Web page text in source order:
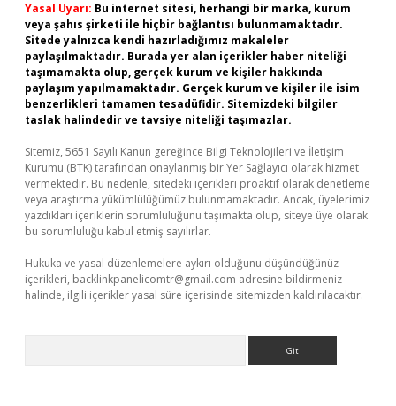
Yasal Uyarı: Bu internet sitesi, herhangi bir marka, kurum
veya şahıs şirketi ile hiçbir bağlantısı bulunmamaktadır.
Sitede yalnızca kendi hazırladığımız makaleler
paylaşılmaktadır. Burada yer alan içerikler haber niteliği
taşımamakta olup, gerçek kurum ve kişiler hakkında
paylaşım yapılmamaktadır. Gerçek kurum ve kişiler ile isim
benzerlikleri tamamen tesadüfidir. Sitemizdeki bilgiler
taslak halindedir ve tavsiye niteliği taşımazlar.
Sitemiz, 5651 Sayılı Kanun gereğince Bilgi Teknolojileri ve İletişim
Kurumu (BTK) tarafından onaylanmış bir Yer Sağlayıcı olarak hizmet
vermektedir. Bu nedenle, sitedeki içerikleri proaktif olarak denetleme
veya araştırma yükümlülüğümüz bulunmamaktadır. Ancak, üyelerimiz
yazdıkları içeriklerin sorumluluğunu taşımakta olup, siteye üye olarak
bu sorumluluğu kabul etmiş sayılırlar.
Hukuka ve yasal düzenlemelere aykırı olduğunu düşündüğünüz
içerikleri, backlinkpanelicomtr@gmail.com adresine bildirmeniz
halinde, ilgili içerikler yasal süre içerisinde sitemizden kaldırılacaktır.